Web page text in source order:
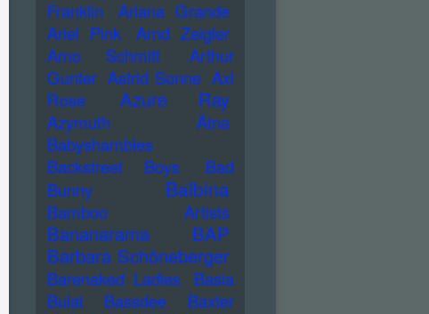
Franklin
Ariana Grande
Ariel Pink
Arnd Zeigler
Arno Schmitt
Arthur
Gunter Astrid Sonne Axl
Rose
Azure Ray
Azymuth
Ätna
Babyshambles
Backstreet Boys
Bad
Bunny
Balbina
Bamboo Artists
Bananarama
BAP
Barbara Schöneberger
Barenaked Ladies
Basia
Bulat
Bassdee
Baxter